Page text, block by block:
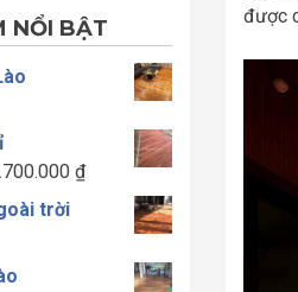
được
NỔI BẬT
₫Khoảng
trời